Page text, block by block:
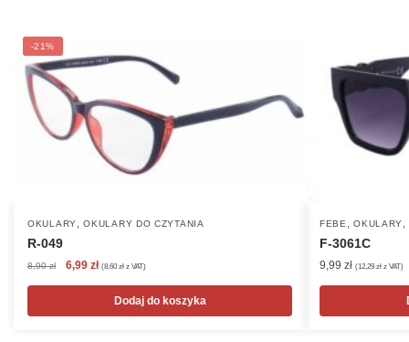
-21%
OKULARY ,OKULARY DO CZYTANIA
R-049
8,90zł
Pierwotna
8,90 zł.
6,99 złAktualna
wynosi:
6,99 zł.
(8,60 zł z VAT)
Dodaj do koszyka
FEBE ,OKULARY
F-3061C
9,99 zł (12,29 zł z VAT)